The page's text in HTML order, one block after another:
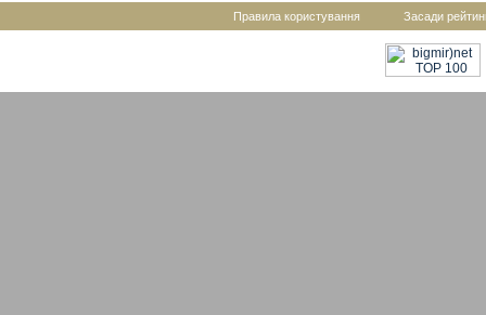
Правила користування Засади